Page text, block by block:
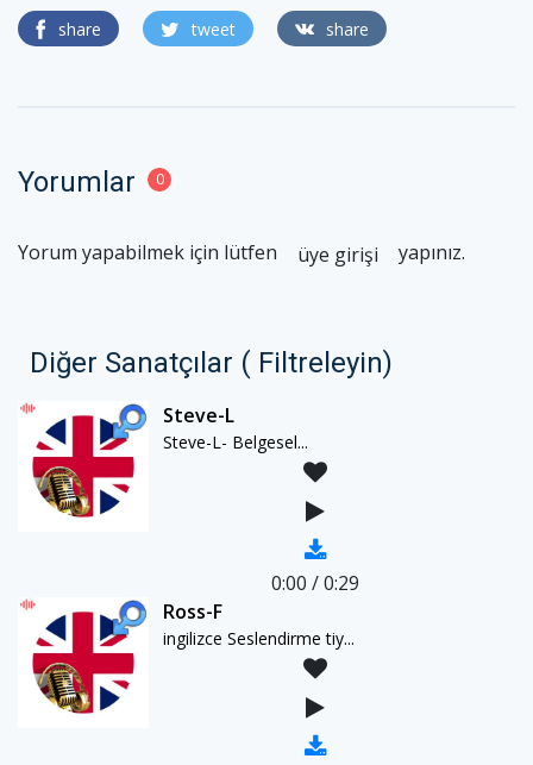
share tweet share
Yorumlar 0
Yorum yapabilmek için lütfen üye girişi yapınız.
Diğer Sanatçılar ( Filtreleyin)
Steve-L
Steve-L- Belgesel...
0:00 /0:29
Ross-F
ingilizce Seslendirme tiy...